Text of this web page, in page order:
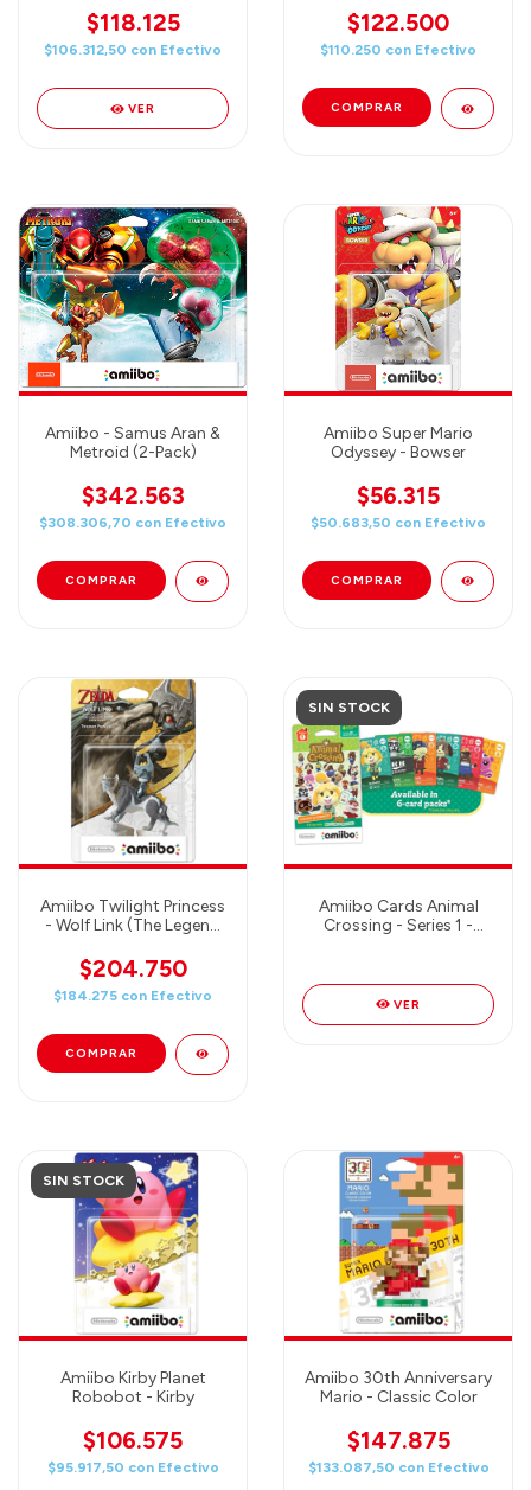
$118.125
$106.312,50 con Efectivo
VER
$122.500
$110.250 con Efectivo
Amiibo - Samus Aran &
Metroid (2-Pack)
$342.563
$308.306,70 con Efectivo
Amiibo Super Mario
Odyssey - Bowser
$56.315
$50.683,50 con Efectivo
Amiibo Twilight Princess
- Wolf Link (The Legend
$204.750
$184.275 con Efectivo
SIN STOCK
Amiibo Cards Animal
Crossing - Series 1 -
VER
SIN STOCK
Amiibo Kirby Planet
Robobot - Kirby
$106.575
$95.917,50 con Efectivo
Amiibo 30th Anniversary
Mario - Classic Color
$147.875
$133.087,50 con Efectivo